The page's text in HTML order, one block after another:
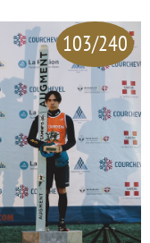
103/240